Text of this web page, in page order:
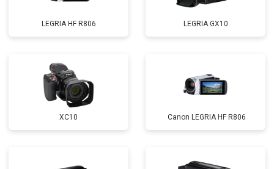
LEGRIA HF R806 LEGRIA GX10
XC10 Canon LEGRIA HF R806